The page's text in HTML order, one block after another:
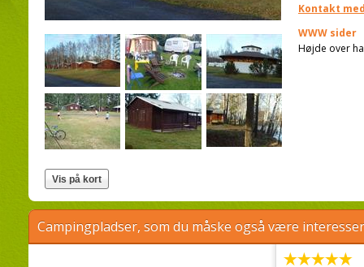
Kontakt
WWW sider
Højde over
Campingpladser, som du måske også være